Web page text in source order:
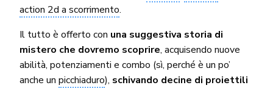
action 2d a scorrimento.
Il tutto è offerto con una suggestiva storia di
mistero che dovremo scoprire, acquisendo nuove
abilità, potenziamenti e combo (sì, perché è un po’
anche un picchiaduro), schivando decine di proiettili